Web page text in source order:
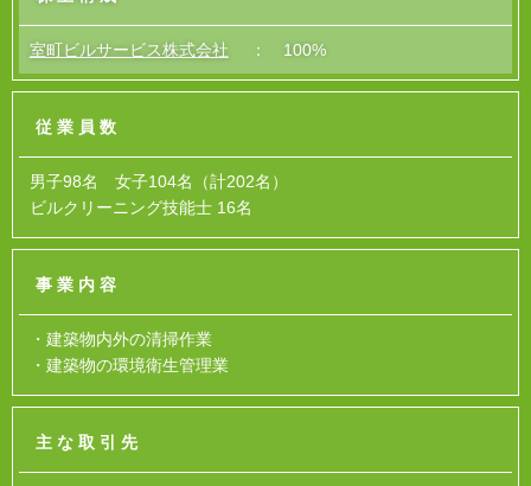
室町ビルサービス株式会社 ： 100%
従業員数
男子98名 女子104名（計202名）
ビルクリーニング技能士 16名
事業内容
・建築物内外の清掃作業
・建築物の環境衛生管理業
主な取引先